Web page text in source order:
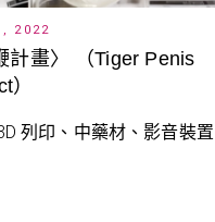
, 2022
計畫〉 （Tiger Penis
）
列印、中藥材、影音裝置